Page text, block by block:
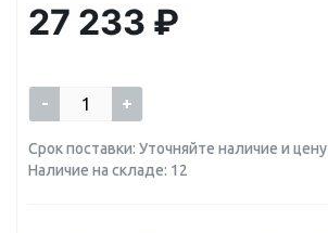
27 233 ₽
- +
Срок поставки: Уточняйте наличие и цену
Наличие на складе: 12